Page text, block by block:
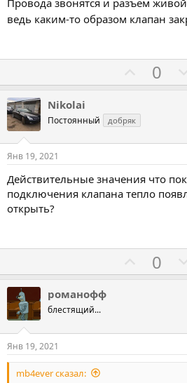
а
т
з
а
ведь каким-то образом клапан
о
о
с
в
а
т
а
0
Nikolai
Постоянный добряк
Янв 19, 2021
Действительные значения что
подключения клапана тепло
открыть?
о
с
в
0
романофф
блестящий...
Янв 19, 2021
mb4ever сказал: